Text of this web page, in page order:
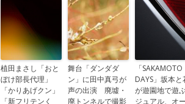
植田まさし「おと
ぼけ部長代理」
「かりあげクン」
「新フリテンく
舞台「ダンダダ
ン」に田中真弓が
声の出演 廃墟・
廃トンネルで撮影
「SAKAMOTO
DAYS」坂本と
が遊園地で遊
ジュアル、オ